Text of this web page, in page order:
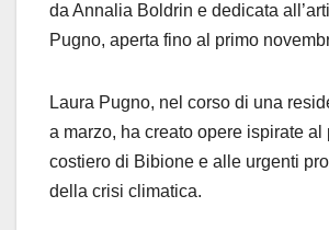
da Annalia Boldrin e dedicata
Pugno, aperta fino al primo
Laura Pugno, nel corso di una
a marzo, ha creato opere ispirate al
costiero di Bibione e alle urgenti
della crisi climatica.